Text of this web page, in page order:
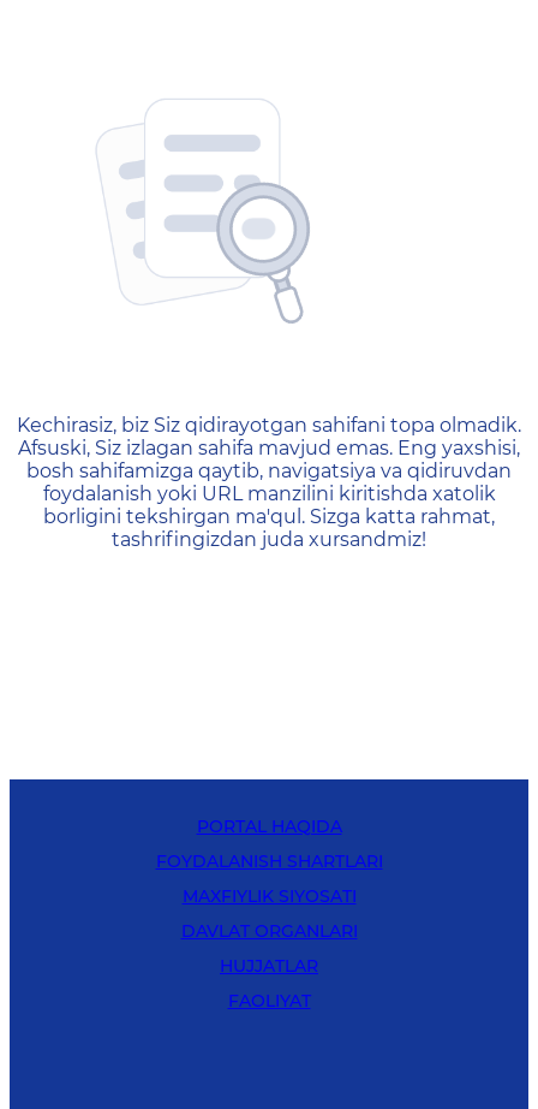
404 — Страница не
Kechirasiz, biz Siz qidirayotgan sahifani topa olmadik.
Afsuski, Siz izlagan sahifa mavjud emas. Eng yaxshisi,
bosh sahifamizga qaytib, navigatsiya va qidiruvdan
foydalanish yoki URL manzilini kiritishda xatolik
borligini tekshirgan ma'qul. Sizga katta rahmat,
tashrifingizdan juda xursandmiz!
PORTAL HAQIDA
FOYDALANISH SHARTLARI
MAXFIYLIK SIYOSATI
DAVLAT ORGANLARI
HUJJATLAR
FAOLIYAT